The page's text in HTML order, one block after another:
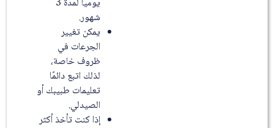
يوميا لمدة 3
يمكن تغيير
الجرعات في
ظروف خاصة،
لذلك اتبع دائمًا
تعليمات طبيبك أو
الصيدلي.
إذا كنت تأخذ أكثر